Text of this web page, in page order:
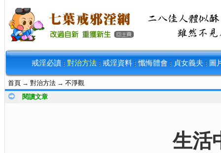
戒淫必讀 對治方法 戒淫資料 懺悔體會 貞女義夫 圖
首頁 → 對治方法 → 不淨觀
閱讀文章
生活